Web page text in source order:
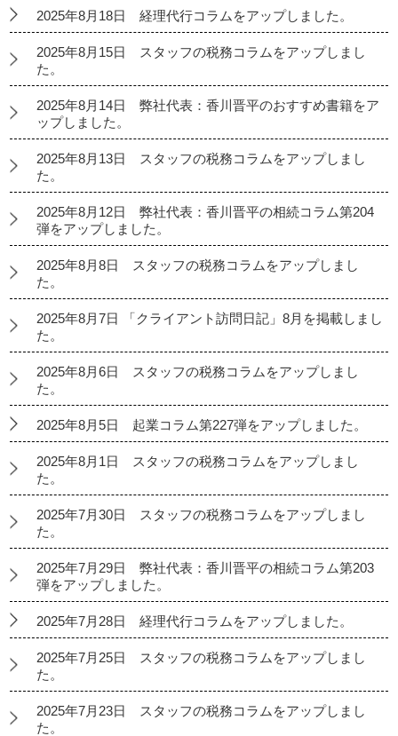
2025年8月18日 経理代行コラムをアップしました。
2025年8月15日 スタッフの税務コラムをアップしまし
た。
2025年8月14日 弊社代表：香川晋平のおすすめ書籍をア
ップしました。
2025年8月13日 スタッフの税務コラムをアップしまし
た。
2025年8月12日 弊社代表：香川晋平の相続コラム第204
弾をアップしました。
2025年8月8日 スタッフの税務コラムをアップしまし
た。
2025年8月7日 「クライアント訪問日記」8月を掲載しまし
た。
2025年8月6日 スタッフの税務コラムをアップしまし
た。
2025年8月5日 起業コラム第227弾をアップしました。
2025年8月1日 スタッフの税務コラムをアップしまし
た。
2025年7月30日 スタッフの税務コラムをアップしまし
た。
2025年7月29日 弊社代表：香川晋平の相続コラム第203
弾をアップしました。
2025年7月28日 経理代行コラムをアップしました。
2025年7月25日 スタッフの税務コラムをアップしまし
た。
2025年7月23日 スタッフの税務コラムをアップしまし
た。